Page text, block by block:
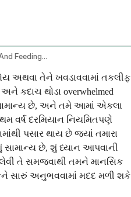
Infant Vomiting And Feeding Issues Management And When To Seek Help
અથવા તેને ખવડાવવામાં તકલીફ
કદાચ થોડા overwhelmed
છે, અને તમે આમાં એકલા
વર્ષ દરમિયાન નિયમિતપણે
પસાર થાય છે જ્યાં તમારા
છે, શું ધ્યાન આપવાની
તે સમજવાથી તમને માનસિક
સારું અનુભવવામાં મદદ મળી શકે